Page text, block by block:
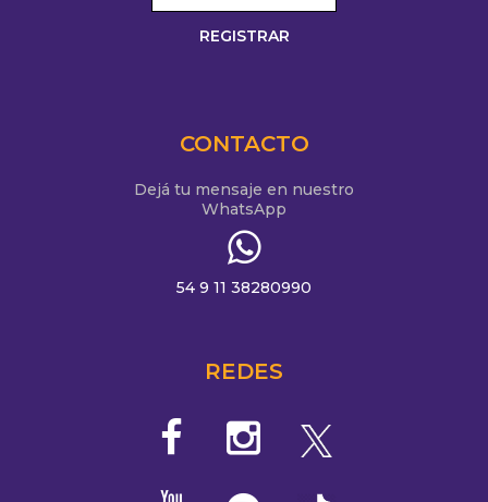
CONTACTO
Dejá tu mensaje en nuestro
WhatsApp
54 9 11 38280990
REDES